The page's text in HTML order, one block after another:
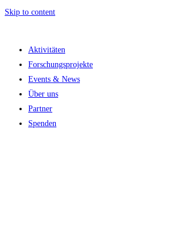
Skip to content
Aktivitäten
Forschungsprojekte
Events & News
Über uns
Partner
Spenden